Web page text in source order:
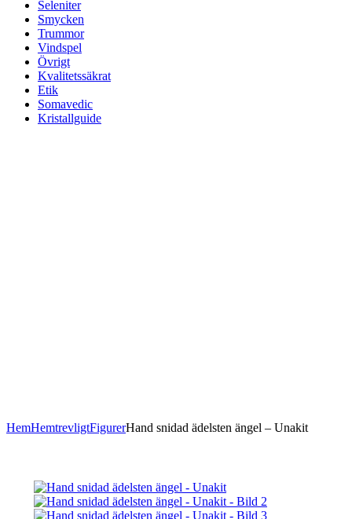
Seleniter
Smycken
Trummor
Vindspel
Övrigt
Kvalitetssäkrat
Etik
Somavedic
Kristallguide
HemHemtrevligtFigurerHand snidad ädelsten ängel – Unakit